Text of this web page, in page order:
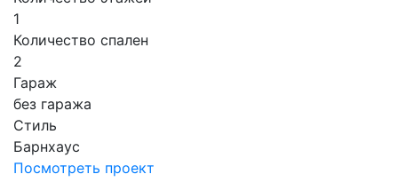
1
Количество спален
2
Гараж
без гаража
Стиль
Барнхаус
Посмотреть проект